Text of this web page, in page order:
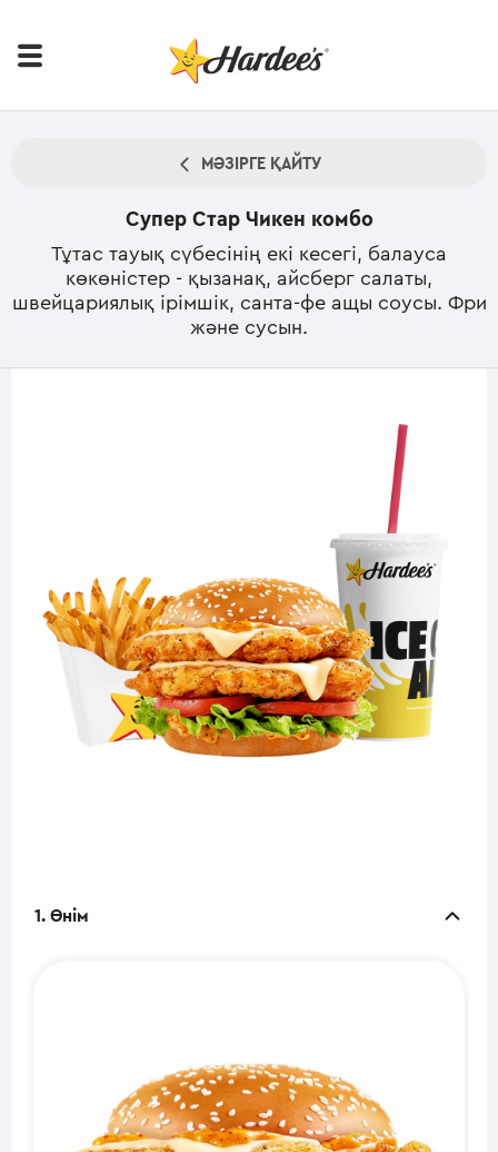
МӘЗІРГЕ ҚАЙТУ
Супер Стар Чикен комбо
Тұтас тауық сүбесінің екі кесегі, балауса
көкөністер - қызанақ, айсберг салаты,
швейцариялық ірімшік, санта-фе ащы соусы. Фри
және сусын.
1. Өнім